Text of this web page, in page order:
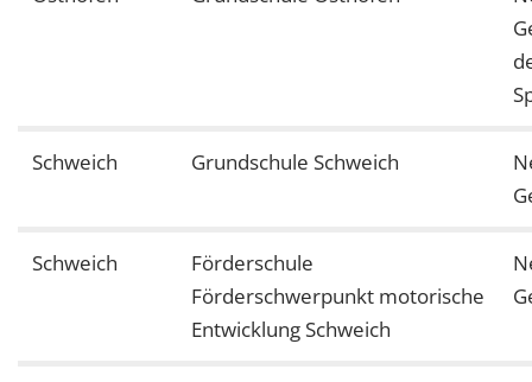
Schweich Grundschule Schweich
Schweich
Förderschule
Förderschwerpunkt motorische
Entwicklung Schweich